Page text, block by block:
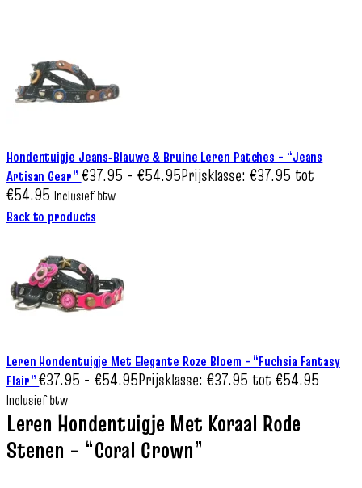
Hondentuigje Jeans‑Blauwe & Bruine Leren Patches – “Jeans
Artisan Gear” €37.95 - €54.95Prijsklasse: €37.95 tot
€54.95 Inclusief btw
Back to products
Leren Hondentuigje Met Elegante Roze Bloem – “Fuchsia Fantasy
Flair”€37.95 - €54.95Prijsklasse: €37.95 tot €54.95
Inclusief btw
Leren Hondentuigje Met Koraal Rode
Stenen – “Coral Crown”